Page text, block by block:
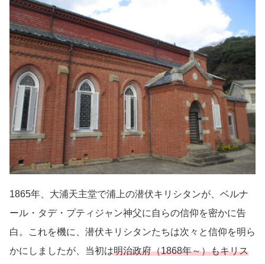
1865年、大浦天主堂で浦上の潜伏キリシタンが、ベルナ
ール・タデ・プティジャン神父に自らの信仰を密かに告
白。これを機に、潜伏キリシタンたちは次々と信仰を明ら
かにしましたが、当初は明治政府（1868年～）もキリス